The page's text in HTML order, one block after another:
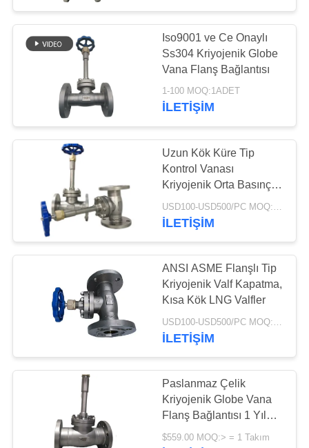
Kriyojenik Kapatma
Vanası
39
Kriyojenik Soket
Kaynaklı Glob Vana
Kriyojenik Flanşlı
Küresel Vana
18
Iso9001 ve Ce Onaylı
Ss304 Kriyojenik Globe
Vana Flanş Bağlantısı
1-100 MOQ:1ADET
İLETIŞIM
Uzun Kök Küre Tip
Kontrol Vanası
Kriyojenik Orta Basınç
Dn15 - Dn200
İLETIŞIM
ANSI ASME Flanşlı Tip
Kriyojenik Valf Kapatma,
Kısa Kök LNG Valfler
USD100-USD500/PC MOQ:1ADET
İLETIŞIM
Paslanmaz Çelik
Kriyojenik Globe Vana
Flanş Bağlantısı 1 Yıl
Garanti
$559.00 MOQ:> = 1 Takım